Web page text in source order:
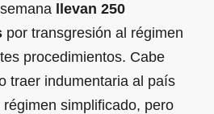
llevan 250
por transgresión al régimen
procedimientos. Cabe
traer indumentaria al país
simplificado, pero